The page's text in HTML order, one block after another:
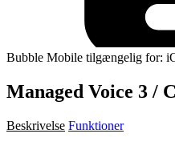
Bubble Mobile tilgængelig for:
Managed Voice 3 /
Beskrivelse Funktioner